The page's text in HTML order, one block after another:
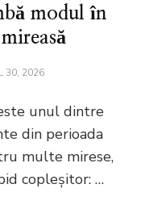
modul în
30, 2026
unul dintre
din perioada
multe mirese,
copleșitor: …